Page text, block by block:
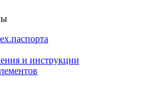
и инструкции